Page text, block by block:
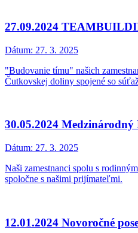
27.09.2024
Dátum: 27. 3. 2025
"Budovanie tímu" našich
Čutkovskej doliny spojené so
30.05.2024
Dátum: 27. 3. 2025
Naši zamestnanci spolu s
spoločne s našimi prijímateľmi.
12.01.2024 Novoročné